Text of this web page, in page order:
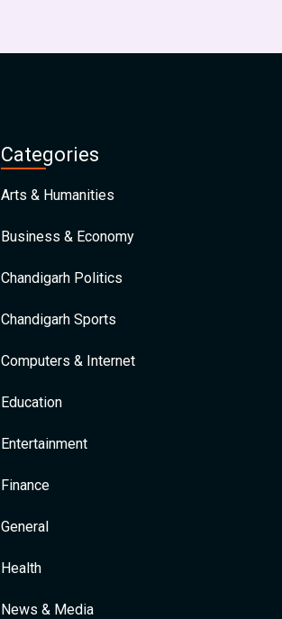
Categories
Arts & Humanities
Business & Economy
Chandigarh Politics
Chandigarh Sports
Computers & Internet
Education
Entertainment
Finance
General
Health
News & Media